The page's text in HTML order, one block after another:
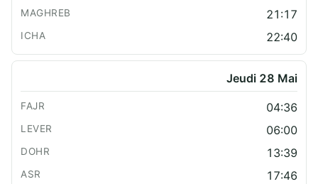
21:17
22:40
Jeudi 28 Mai
04:36
06:00
13:39
17:46